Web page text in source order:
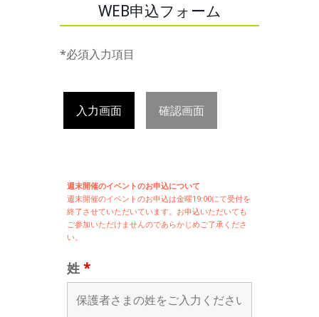
WEB申込フォーム
*必須入力項目
入力画面 確認画面
週末開催のイベントのお申込について
週末開催のイベントのお申込は金曜19:00にて受付を
終了させていただいています。お申込いただいても
ご参加いただけませんのであらかじめご了承くださ
い。
姓 *